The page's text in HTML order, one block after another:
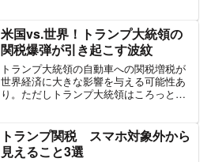
資産評価額が大きく目減りしていると感
じる方も多いです...
米国vs.世界！トランプ大統領の
関税爆弾が引き起こす波紋
トランプ大統領の自動車への関税増税が
世界経済に大きな影響を与える可能性あ
り。ただしトランプ大統領はころっと考
トランプ関税 スマホ対象外から
見えること3選